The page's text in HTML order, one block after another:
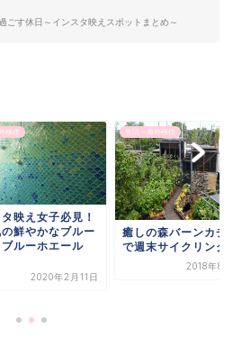
ごす休日～インスタ映えスポットまとめ～
移住
バーンカチャオ
イクリング♪
生活・海外移住
【旅行】透明度最高
島ダイビングツアー